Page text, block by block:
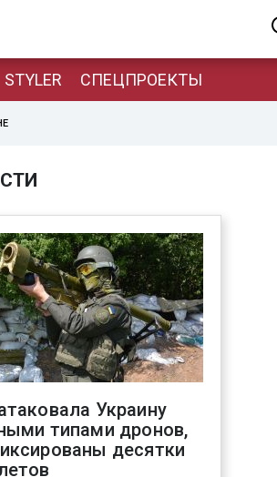
STYLER СПЕЦПРОЕКТЫ
Украину
типами дронов,
десятки